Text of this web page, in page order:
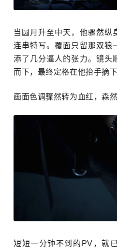
当圆月升至中天，他骤然纵
连串特写。覆面只留那双狼
添了几分逼人的张力。镜头
而下，最终定格在他抬手摘
画面色调骤然转为血红，森
短短一分钟不到的PV，就